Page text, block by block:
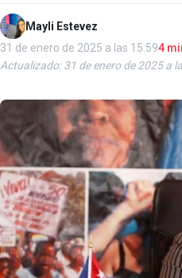
Mayli Estevez
31 de enero de 2025 a las 15:594
Actualizado: 31 de enero de 2025 a